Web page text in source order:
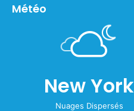
Météo
New York
Nuages Dispersés